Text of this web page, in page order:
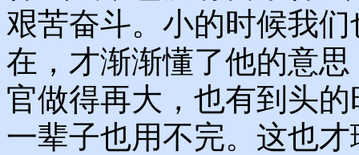
艰苦奋斗。小的时候我
在，才渐渐懂了他的意
官做得再大，也有到头
一辈子也用不完。这也